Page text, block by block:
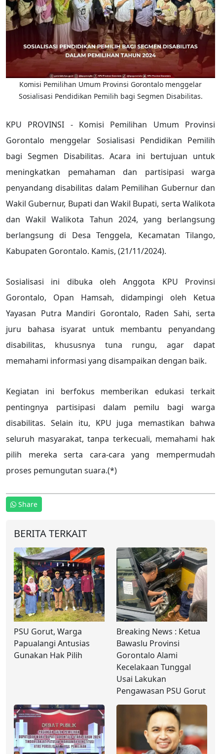
Komisi Pemilihan Umum Provinsi Gorontalo menggelar
Sosialisasi Pendidikan Pemilih bagi Segmen Disabilitas.
KPU PROVINSI - Komisi Pemilihan Umum Provinsi
Gorontalo menggelar Sosialisasi Pendidikan Pemilih
bagi Segmen Disabilitas. Acara ini bertujuan untuk
meningkatkan pemahaman dan partisipasi warga
penyandang disabilitas dalam Pemilihan Gubernur dan
Wakil Gubernur, Bupati dan Wakil Bupati, serta Walikota
dan Wakil Walikota Tahun 2024, yang berlangsung
berlangsung di Desa Tenggela, Kecamatan Tilango,
Kabupaten Gorontalo. Kamis, (21/11/2024).
Sosialisasi ini dibuka oleh Anggota KPU Provinsi
Gorontalo, Opan Hamsah, didampingi oleh Ketua
Yayasan Putra Mandiri Gorontalo, Raden Sahi, serta
juru bahasa isyarat untuk membantu penyandang
disabilitas, khususnya tuna rungu, agar dapat
memahami informasi yang disampaikan dengan baik.
Kegiatan ini berfokus memberikan edukasi terkait
pentingnya partisipasi dalam pemilu bagi warga
disabilitas. Selain itu, KPU juga memastikan bahwa
seluruh masyarakat, tanpa terkecuali, memahami hak
pilih mereka serta cara-cara yang mempermudah
proses pemungutan suara.(*)
Share
BERITA TERKAIT
PSU Gorut, Warga
Papualangi Antusias
Gunakan Hak Pilih
Breaking News : Ketua
Bawaslu Provinsi
Gorontalo Alami
Kecelakaan Tunggal
Usai Lakukan
Pengawasan PSU Gorut